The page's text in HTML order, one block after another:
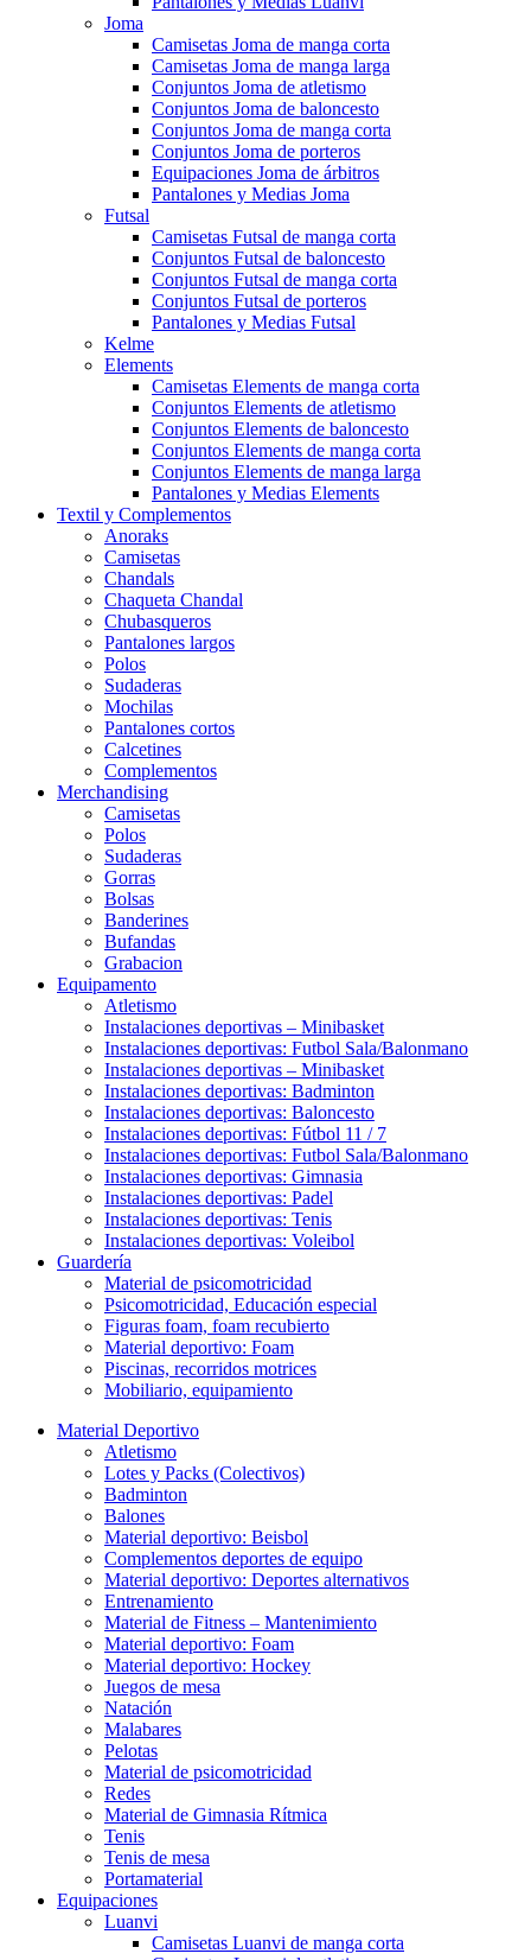
Joma
Camisetas Joma de manga corta
Camisetas Joma de manga larga
Conjuntos Joma de atletismo
Conjuntos Joma de baloncesto
Conjuntos Joma de manga corta
Conjuntos Joma de porteros
Equipaciones Joma de árbitros
Pantalones y Medias Joma
Futsal
Camisetas Futsal de manga corta
Conjuntos Futsal de baloncesto
Conjuntos Futsal de manga corta
Conjuntos Futsal de porteros
Pantalones y Medias Futsal
Kelme
Elements
Camisetas Elements de manga corta
Conjuntos Elements de atletismo
Conjuntos Elements de baloncesto
Conjuntos Elements de manga corta
Conjuntos Elements de manga larga
Pantalones y Medias Elements
Textil y Complementos
Anoraks
Camisetas
Chandals
Chaqueta Chandal
Chubasqueros
Pantalones largos
Polos
Sudaderas
Mochilas
Pantalones cortos
Calcetines
Complementos
Merchandising
Camisetas
Polos
Sudaderas
Gorras
Bolsas
Banderines
Bufandas
Grabacion
Equipamento
Atletismo
Instalaciones deportivas – Minibasket
Instalaciones deportivas: Futbol Sala/Balonmano
Instalaciones deportivas – Minibasket
Instalaciones deportivas: Badminton
Instalaciones deportivas: Baloncesto
Instalaciones deportivas: Fútbol 11 / 7
Instalaciones deportivas: Futbol Sala/Balonmano
Instalaciones deportivas: Gimnasia
Instalaciones deportivas: Padel
Instalaciones deportivas: Tenis
Instalaciones deportivas: Voleibol
Guardería
Material de psicomotricidad
Psicomotricidad, Educación especial
Figuras foam, foam recubierto
Material deportivo: Foam
Piscinas, recorridos motrices
Mobiliario, equipamiento
Material Deportivo
Atletismo
Lotes y Packs (Colectivos)
Badminton
Balones
Material deportivo: Beisbol
Complementos deportes de equipo
Material deportivo: Deportes alternativos
Entrenamiento
Material de Fitness – Mantenimiento
Material deportivo: Foam
Material deportivo: Hockey
Juegos de mesa
Natación
Malabares
Pelotas
Material de psicomotricidad
Redes
Material de Gimnasia Rítmica
Tenis
Tenis de mesa
Portamaterial
Equipaciones
Luanvi
Camisetas Luanvi de manga corta